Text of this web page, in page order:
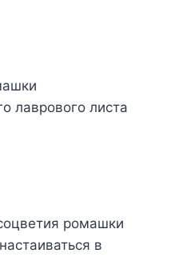
лаврового листа
ромашки
в